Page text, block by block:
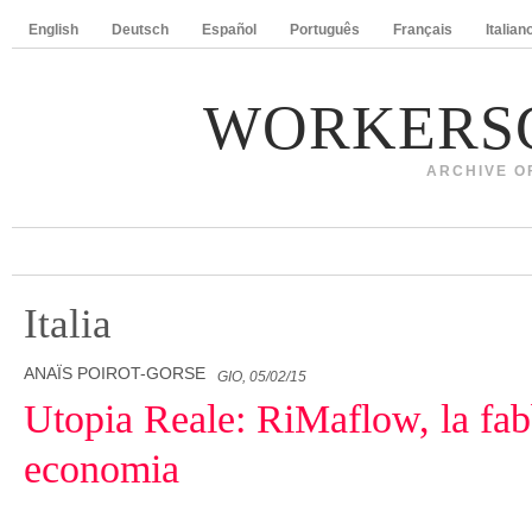
English Deutsch Español Português Français
ARCHIVE
Italia
ANAÏS POIROT-GORSE GIO, 05/02/15
Utopia Reale: RiMaflow, la
economia